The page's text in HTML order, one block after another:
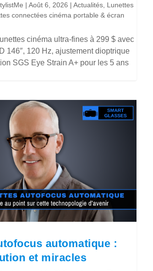
|Août 6, 2026 |Actualités Lunettes
connectées cinéma portable & écran
cinéma ultra-fines à 299 $ avec
146″, 120 Hz, ajustement dioptrique
SGS Eye Strain A+ pour les 5 ans
automatique :
et miracles